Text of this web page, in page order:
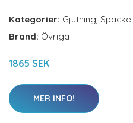
Kategorier: Gjutning, Spackel
Brand: Övriga
1865 SEK
MER INFO!